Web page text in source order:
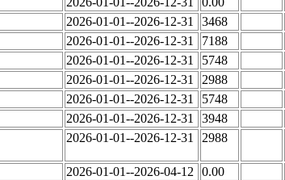
2026-01-01--2026-12-31 3468
2026-01-01--2026-12-31 7188
2026-01-01--2026-12-31 5748
2026-01-01--2026-12-31 2988
2026-01-01--2026-12-31 5748
2026-01-01--2026-12-31 3948
2026-01-01--2026-12-31 2988
2026-01-01--2026-04-12 0.00